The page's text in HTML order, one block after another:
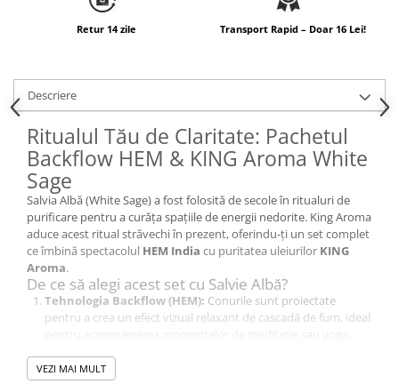
Retur 14 zile Transport Rapid – Doar 16 Lei!
Descriere
Ritualul Tău de Claritate: Pachetul
Backflow HEM & KING Aroma White
Sage
Salvia Albă (White Sage) a fost folosită de secole în ritualuri de
purificare pentru a curăța spațiile de energii nedorite. King Aroma
aduce acest ritual străvechi în prezent, oferindu-ți un set complet
ce îmbină spectacolul HEM India cu puritatea uleiurilor KING
Aroma.
De ce să alegi acest set cu Salvie Albă?
Tehnologia Backflow (HEM): Conurile sunt proiectate
pentru a crea un efect vizual relaxant de cascadă de fum, ideal
Salvie inclus este un
OSIM. Aroma sa ierbacee și curată este perfectă pentru a
VEZI MAI MULT